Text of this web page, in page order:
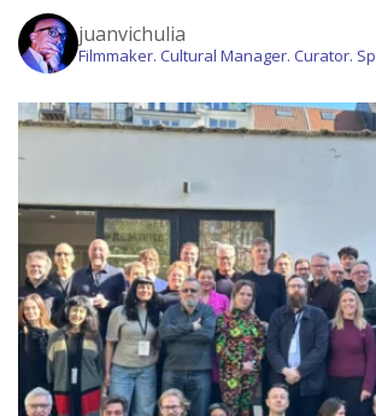
juanvichulia
Filmmaker. Cultural Manager. Curator.